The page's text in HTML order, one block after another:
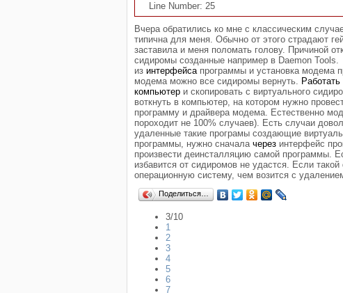
Line Number: 25
Вчера обратились ко мне с классическим
типична для меня. Обычно от этого страдают
заставила и меня поломать голову. Причиной
сидиромы созданные например в Daemon
из интерфейсапрограммы и установка модема
модема можно все сидиромы вернуть. Работать
компьютер и скопировать с виртуального
воткнуть в компьютер, на котором нужно
программу и драйвера модема. Естественно
пороходит не 100% случаев). Есть случаи
удаленные такие програмы создающие
программы, нужно сначала через интерфейс
произвести деинсталляцию самой программы.
избавится от сидиромов не удастся. Если
операционную систему, чем возится с
Поделиться…
3/10
1
2
3
4
5
6
7